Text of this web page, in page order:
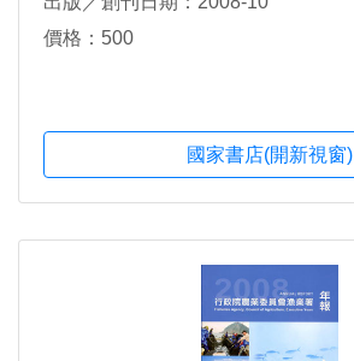
價格：500
國家書店(開新視窗)